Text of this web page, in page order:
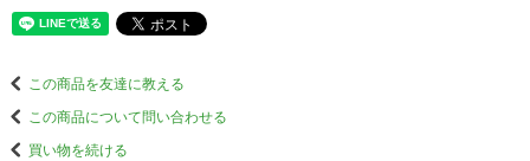
この商品を友達に教える
この商品について問い合わせる
買い物を続ける